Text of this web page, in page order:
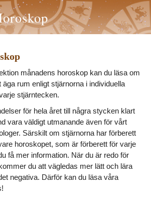
månadens horoskop kan du läsa om
rum enligt stjärnorna i individuella
stjärntecken.
för hela året till några stycken klart
vara väldigt utmanande även för vårt
Särskilt om stjärnorna har förberett
horoskopet, som är förberett för varje
få mer information. När du är redo för
du att vägledas mer lätt och lära
negativa. Därför kan du läsa våra